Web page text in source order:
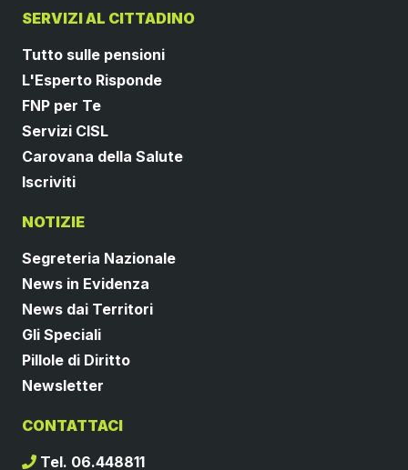
SERVIZI AL CITTADINO
Tutto sulle pensioni
L'Esperto Risponde
FNP per Te
Servizi CISL
Carovana della Salute
Iscriviti
NOTIZIE
Segreteria Nazionale
News in Evidenza
News dai Territori
Gli Speciali
Pillole di Diritto
Newsletter
CONTATTACI
Tel. 06.448811